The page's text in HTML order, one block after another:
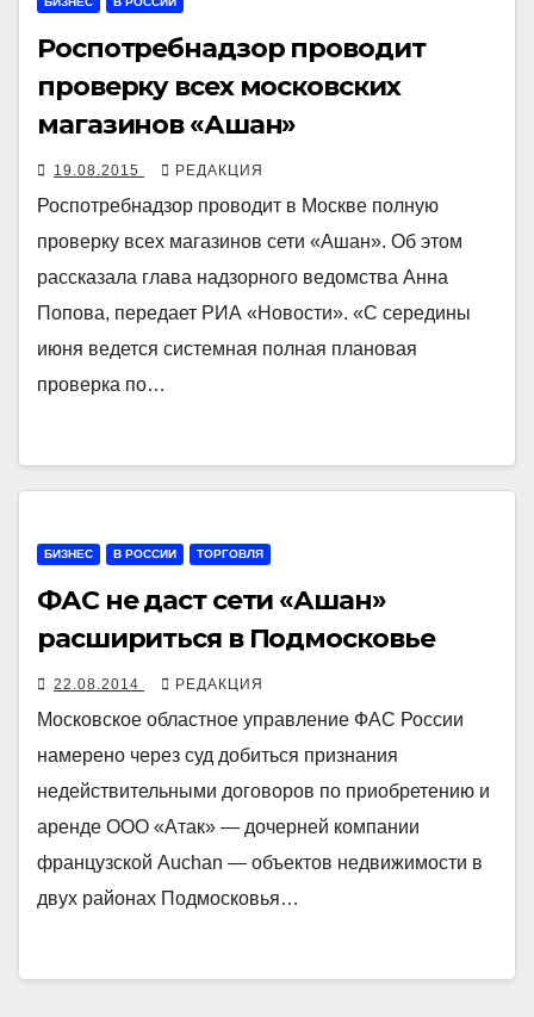
Роспотребнадзор проводит
проверку всех московских
магазинов «Ашан»
19.08.2015 РЕДАКЦИЯ
Роспотребнадзор проводит в Москве полную
проверку всех магазинов сети «Ашан». Об этом
рассказала глава надзорного ведомства Анна
Попова, передает РИА «Новости». «С середины
июня ведется системная полная плановая
проверка по…
БИЗНЕС В РОССИИ ТОРГОВЛЯ
ФАС не даст сети «Ашан»
расшириться в Подмосковье
22.08.2014 РЕДАКЦИЯ
Московское областное управление ФАС России
намерено через суд добиться признания
недействительными договоров по приобретению и
аренде ООО «Атак» — дочерней компании
французской Auchan — объектов недвижимости в
двух районах Подмосковья…